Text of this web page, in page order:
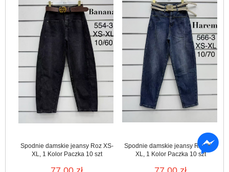
Spodnie damskie jeansy Roz XS-
XL, 1 Kolor Paczka 10 szt
Spodnie damskie jeansy Roz XS-
XL, 1 Kolor Paczka 10 szt